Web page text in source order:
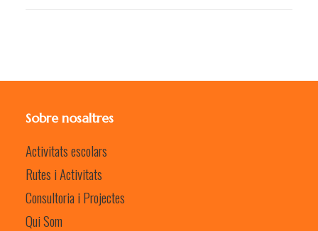
Sobre nosaltres
Activitats escolars
Rutes i Activitats
Consultoria i Projectes
Qui Som